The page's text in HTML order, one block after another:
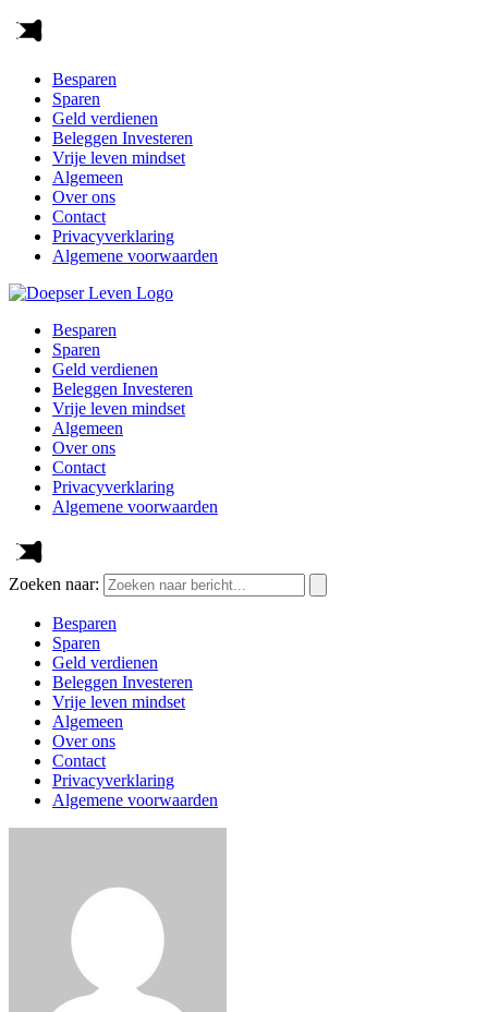
Besparen
Sparen
Geld verdienen
Beleggen Investeren
Vrije leven mindset
Algemeen
Over ons
Contact
Privacyverklaring
Algemene voorwaarden
Besparen
Sparen
Geld verdienen
Beleggen Investeren
Vrije leven mindset
Algemeen
Over ons
Contact
Privacyverklaring
Algemene voorwaarden
Zoeken naar:
Besparen
Sparen
Geld verdienen
Beleggen Investeren
Vrije leven mindset
Algemeen
Over ons
Contact
Privacyverklaring
Algemene voorwaarden